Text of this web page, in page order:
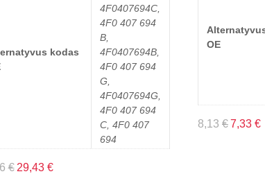
kodas
4F0407694C,
4F0 407 694
B,
4F0407694B,
4F0 407 694
G,
4F0407694G,
4F0 407 694
C, 4F0 407
694
€ 29,43 €
OE
8,13 €7,33 €